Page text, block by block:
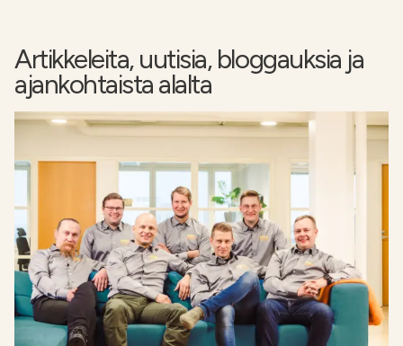
Artikkeleita, uutisia, bloggauksia ja
ajankohtaista alalta